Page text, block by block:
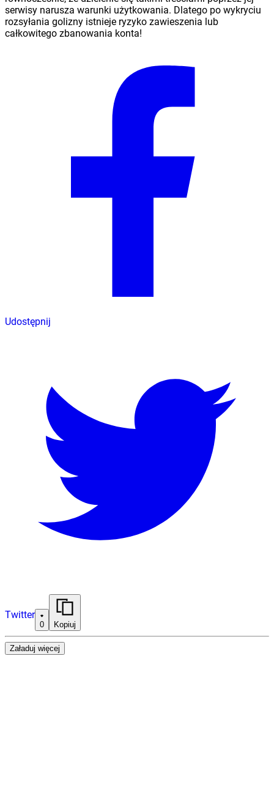
serwisy narusza warunki użytkowania. Dlatego po wykryciu
rozsyłania golizny istnieje ryzyko zawieszenia lub
całkowitego zbanowania konta!
Udostępnij
Twitter
0 Kopiuj
Załaduj więcej